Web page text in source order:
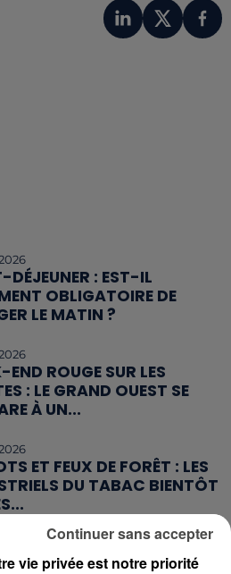
DÉJEUNER : EST-IL
OBLIGATOIRE DE
LE MATIN ?
END ROUGE SUR LES
: LE GRAND OUEST SE
À UN...
ET FEUX DE FORÊT : LES
DU TABAC BIENTÔT
: POURQUOI LES
vie privée est notre priorité
Continuer sans accepter